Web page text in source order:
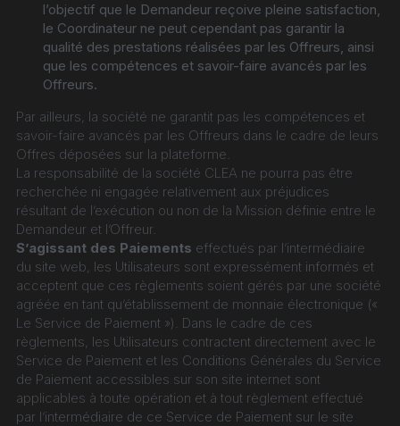
l’objectif que le Demandeur reçoive pleine satisfaction,
le Coordinateur ne peut cependant pas garantir la
qualité des prestations réalisées par les Offreurs, ainsi
que les compétences et savoir-faire avancés par les
Offreurs.
Par ailleurs, la société ne garantit pas les compétences et
savoir-faire avancés par les Offreurs dans le cadre de leurs
Offres déposées sur la plateforme.
La responsabilité de la société CLEA ne pourra pas être
recherchée ni engagée relativement aux préjudices
résultant de l’exécution ou non de la Mission définie entre le
Demandeur et l’Offreur.
S’agissant des Paiements effectués par l’intermédiaire
du site web, les Utilisateurs sont expressément informés et
acceptent que ces règlements soient gérés par une société
agréée en tant qu’établissement de monnaie électronique («
Le Service de Paiement »). Dans le cadre de ces
règlements, les Utilisateurs contractent directement avec le
Service de Paiement et les Conditions Générales du Service
de Paiement accessibles sur son site internet sont
applicables à toute opération et à tout règlement effectué
par l’intermédiaire de ce Service de Paiement sur le site